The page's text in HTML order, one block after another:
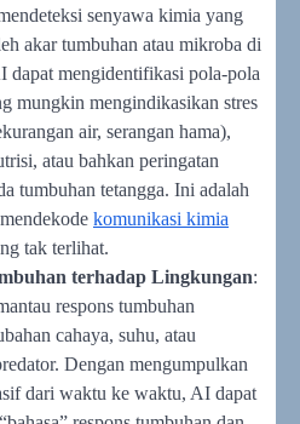
senyawa kimia yang
akar tumbuhan atau mikroba di
dapat mengidentifikasi pola-pola
mungkin mengindikasikan stres
air, serangan hama),
atau bahkan peringatan
tumbuhan tetangga. Ini adalah
komunikasi kimia
tak terlihat.
terhadap Lingkungan:
respons tumbuhan
cahaya, suhu, atau
Dengan mengumpulkan
dari waktu ke waktu, AI dapat